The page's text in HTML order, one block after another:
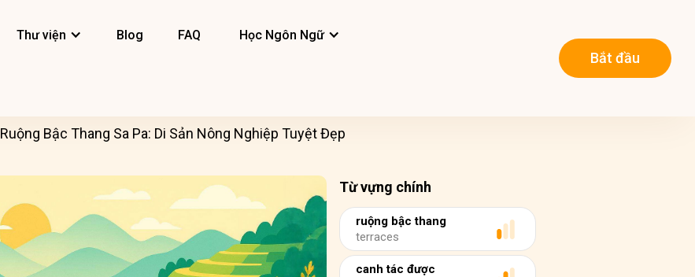
Thư viện Blog FAQ Học Ngôn Ngữ
Bắt đầu
Ruộng Bậc Thang Sa Pa: Di Sản Nông Nghiệp Tuyệt Đẹp
Từ vựng chính
ruộng bậc thang
terraces
canh tác được